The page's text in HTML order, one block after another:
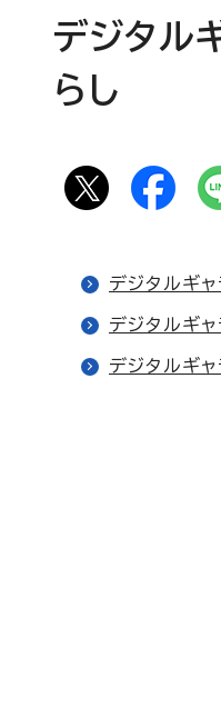
デジタル
らし
デジタルギ
デジタルギ
デジタルギ